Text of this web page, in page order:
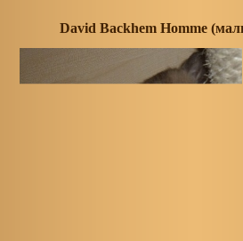
David Backhem Homme